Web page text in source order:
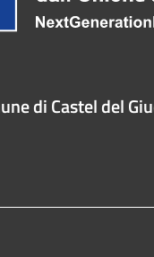
di Castel del